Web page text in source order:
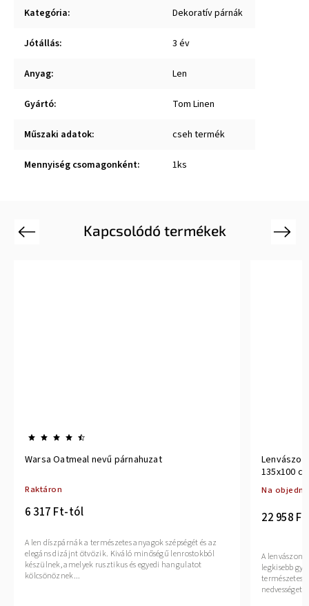
Kategória: Dekoratív párnák
Jótállás: 3 év
Anyag: Len
Gyártó: Tom Linen
Műszaki adatok: cseh termék
Mennyiség csomagonként: 1ks
Kapcsolódó termékek
Previous
Warsa Oatmeal nevű párnahuzat
Raktáron
6 317 Ft-tól
A len díszpárnák a természetes anyagok szépségét és az
elegáns dizájnt ötvözik. Kiváló minőségű lenrostokból
készülnek, amelyek rusztikus és egyedi hangulatot
kölcsönöznek...
135x100
Na
22 958 Ft
A lenvászon
legkisebb
természetes
Next